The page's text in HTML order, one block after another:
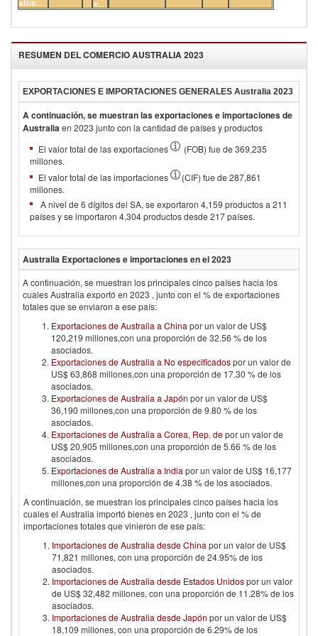
vestir
RESUMEN DEL COMERCIOAUSTRALIA 2023
EXPORTACIONES E IMPORTACIONES GENERALES Australia 2023
A continuación, se muestran las exportaciones e importaciones de
Australiaen 2023 junto con la cantidad de países y productos
El valor total de las exportaciones
(FOB) fue de 369,235
millones.
El valor total de las importaciones
(CIF) fue de 287,861
millones.
A nivel de 6 dígitos del SA, se exportaron 4,159 productos a 211
países y se importaron 4,304 productos desde 217 países.
Australia Exportaciones e importaciones en el2023
A continuación, se muestran los principales cinco países hacia los
cualesAustralia exportó en 2023 , junto con el % de exportaciones
totales que se enviaron a ese país:
Exportaciones de Australia a China por un valor de US$
120,219 millones,con una proporción de 32.56 % de los
asociados.
Exportaciones de Australia a No especificadospor un valor de
US$ 63,868 millones,con una proporción de 17.30 % de los
asociados.
Exportaciones de Australia a Japón por un valor de US$
36,190 millones,con una proporción de 9.80 % de los
asociados.
Exportaciones de Australia a Corea, Rep. depor un valor de
US$ 20,905 millones,con una proporción de 5.66 % de los
asociados.
Exportaciones de Australia a India por un valor de US$ 16,177
millones,con una proporción de 4.38 % de los asociados.
A continuación, se muestran los principales cinco países hacia los
cuales el Australia importó bienes en 2023 , junto con el % de
importaciones totales que vinieron de ese país:
Importaciones de Australia desde China por un valor de US$
71,821 millones, con una proporción de 24.95% de los
asociados.
Importaciones de Australia desde Estados Unidospor un valor
de US$ 32,482 millones, con una proporción de 11.28% de los
asociados.
Importaciones de Australia desde Japón por un valor de US$
18,109 millones, con una proporción de 6.29% de los